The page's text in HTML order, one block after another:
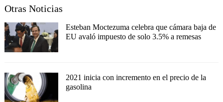
Otras Noticias
Esteban Moctezuma celebra que cámara baja de
EU avaló impuesto de solo 3.5% a remesas
2021 inicia con incremento en el precio de la
gasolina